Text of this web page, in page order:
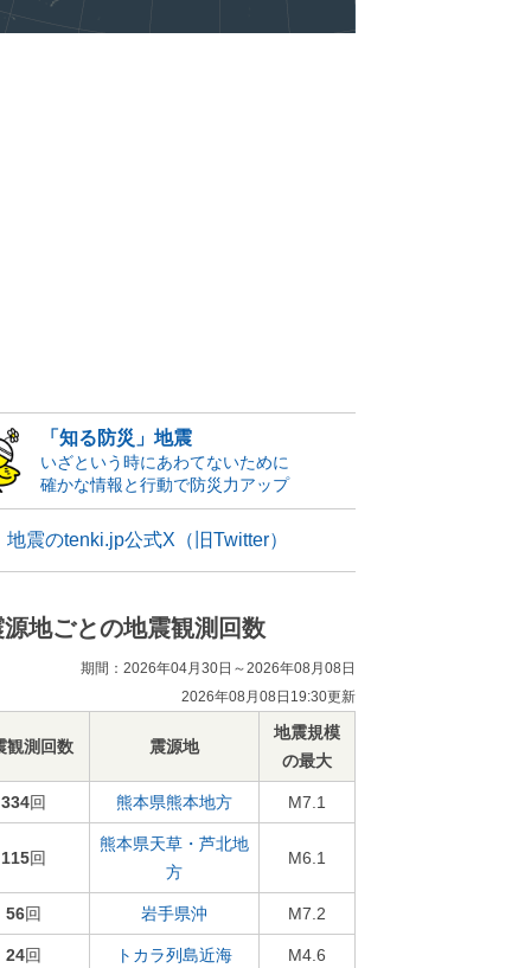
「知る防災」地震
いざという時にあわてないために
確かな情報と行動で防災力アップ
地震のtenki.jp公式X（旧Twitter）
源地ごとの地震観測回数
期間：2026年04月30日～2026年08月08日
2026年08月08日19:30更新
観測回数 震源地
地震規模
の最大
334回 熊本県熊本地方 M7.1
115回
熊本県天草・芦北地
方
M6.1
56回 岩手県沖 M7.2
24回 トカラ列島近海 M4.6